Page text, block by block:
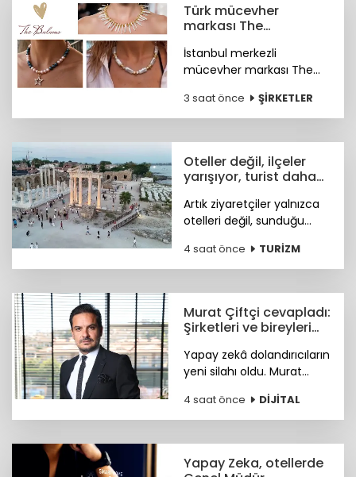
Türk mücevher
markası The
başarı
İstanbul merkezli
mücevher markası The
koleksiyonuyla uluslararası
bağımsız tasarım
Badger'ın marka ağına
katıldı.
3 saat önce ŞİRKETLER
Oteller değil, ilçeler
yarışıyor, turist daha
Artık ziyaretçiler yalnızca
otelleri değil, sunduğu
sosyal yaşamı ve fiyat-
performans avantajıyla
4 saat önce TURİZM
Murat Çiftçi cevapladı:
Şirketleri ve bireyleri
neler?
Yapay zekâ dolandırıcıların
yeni silahı oldu. Murat
bekleyen siber riskler
neler? sorusunu cevapladı.
4 saat önce DİJİTAL
Yapay Zeka, otellerde